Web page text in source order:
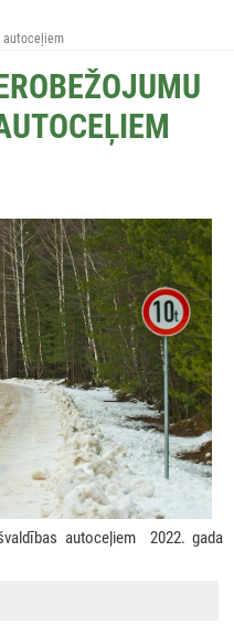
autoceļiem
autoceļiem 2022. gada